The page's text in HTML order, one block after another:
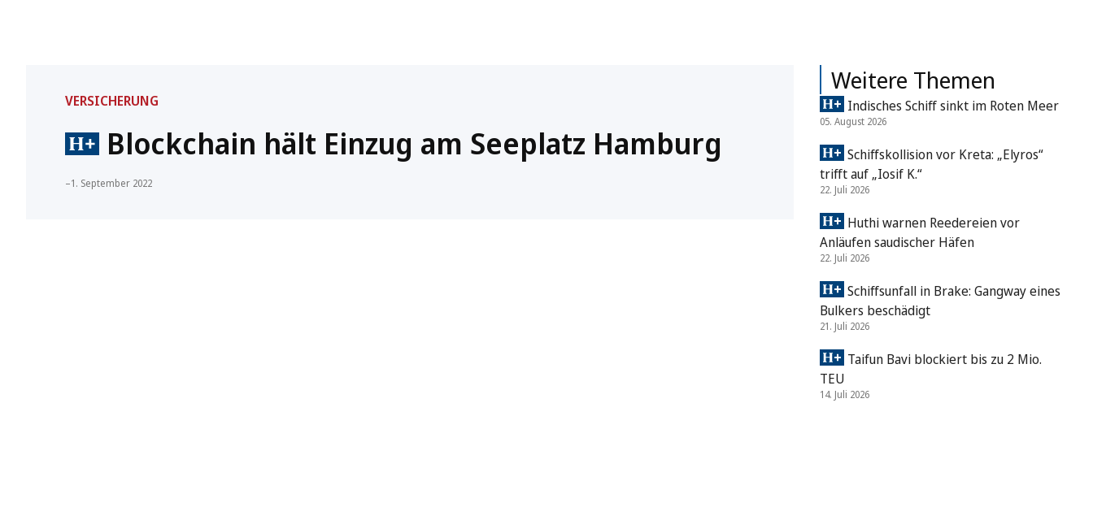
VERSICHERUNG
Blockchain hält Einzug am Seeplatz Hamburg
–1. September 2022
Weitere Themen
Indisches Schiff sinkt im Roten Meer
05. August 2026
Schiffskollision vor Kreta: „Elyros“
trifft auf „Iosif K.“
22. Juli 2026
Huthi warnen Reedereien vor
Anläufen saudischer Häfen
22. Juli 2026
Schiffsunfall in Brake: Gangway eines
Bulkers beschädigt
21. Juli 2026
Taifun Bavi blockiert bis zu 2 Mio.
TEU
14. Juli 2026